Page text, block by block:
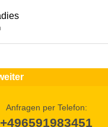
Anfragen per Telefon:
+496591983451